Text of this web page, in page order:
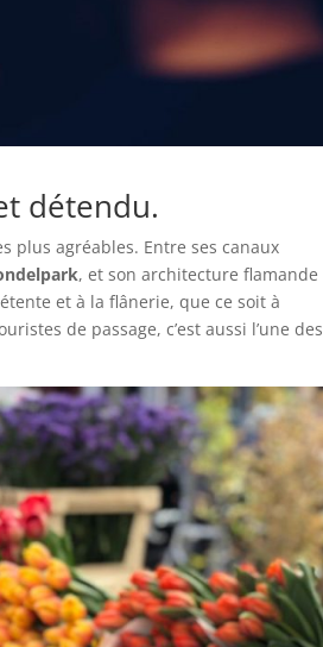
détendu.
plus agréables. Entre ses canaux
, et son architecture flamande
et à la flânerie, que ce soit à
de passage, c’est aussi l’une des